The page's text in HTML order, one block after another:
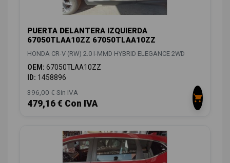
PUERTA DELANTERA IZQUIERDA
67050TLAA10ZZ 67050TLAA10ZZ
HONDA CR-V (RW) 2.0 I-MMD HYBRID ELEGANCE 2WD
OEM: 67050TLAA10ZZ
ID: 1458896
396,00 € Sin IVA
479,16 € Con IVA